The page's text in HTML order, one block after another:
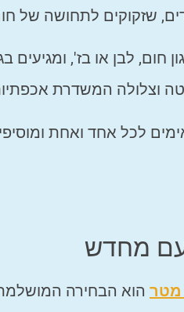
שזקוקים לתחושה של
חום, לבן או בז', ומגיעים
המשדרת
לכל אחד ואחת
מחדש
הוא הבחירה